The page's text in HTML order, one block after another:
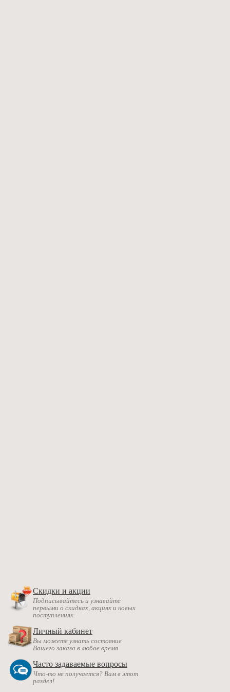
Скидки и акции
Подписывайтесь и узнавайте
первыми о скидках, акциях и новых
поступлениях.
Личный кабинет
Вы можете узнать состояние
Вашего заказа в любое время
Часто задаваемые вопросы
Что-то не получается? Вам в этот
раздел!